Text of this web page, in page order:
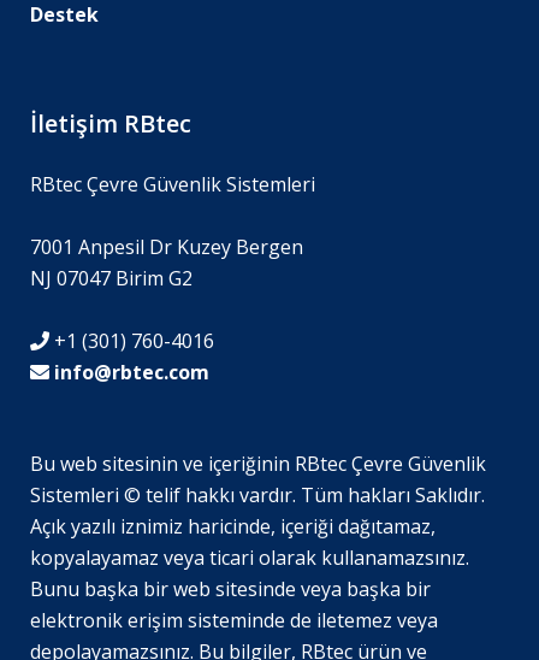
Destek
İletişim RBtec
RBtec Çevre Güvenlik Sistemleri
7001 Anpesil Dr Kuzey Bergen
NJ 07047 Birim G2
+1 (301) 760-4016
info@rbtec.com
Bu web sitesinin ve içeriğinin RBtec Çevre Güvenlik
Sistemleri © telif hakkı vardır. Tüm hakları Saklıdır.
Açık yazılı iznimiz haricinde, içeriği dağıtamaz,
kopyalayamaz veya ticari olarak kullanamazsınız.
Bunu başka bir web sitesinde veya başka bir
elektronik erişim sisteminde de iletemez veya
depolayamazsınız. Bu bilgiler, RBtec ürün ve
DE_DE
EN_GB
JA
SV